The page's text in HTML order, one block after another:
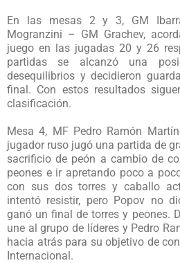
En las mesas 2 y 3, GM
Mogranzini – GM Grachev,
juego en las jugadas 20 y 26
partidas se alcanzó una
desequilibrios y decidieron
final. Con estos resultados
clasificación.
Mesa 4, MF Pedro Ramón
jugador ruso jugó una partida de
sacrificio de peón a cambio de
peones e ir apretando poco a
con sus dos torres y caballo
intentó resistir, pero Popov no
ganó un final de torres y peones.
une al grupo de líderes y Pedro
hacia atrás para su objetivo de
Internacional.